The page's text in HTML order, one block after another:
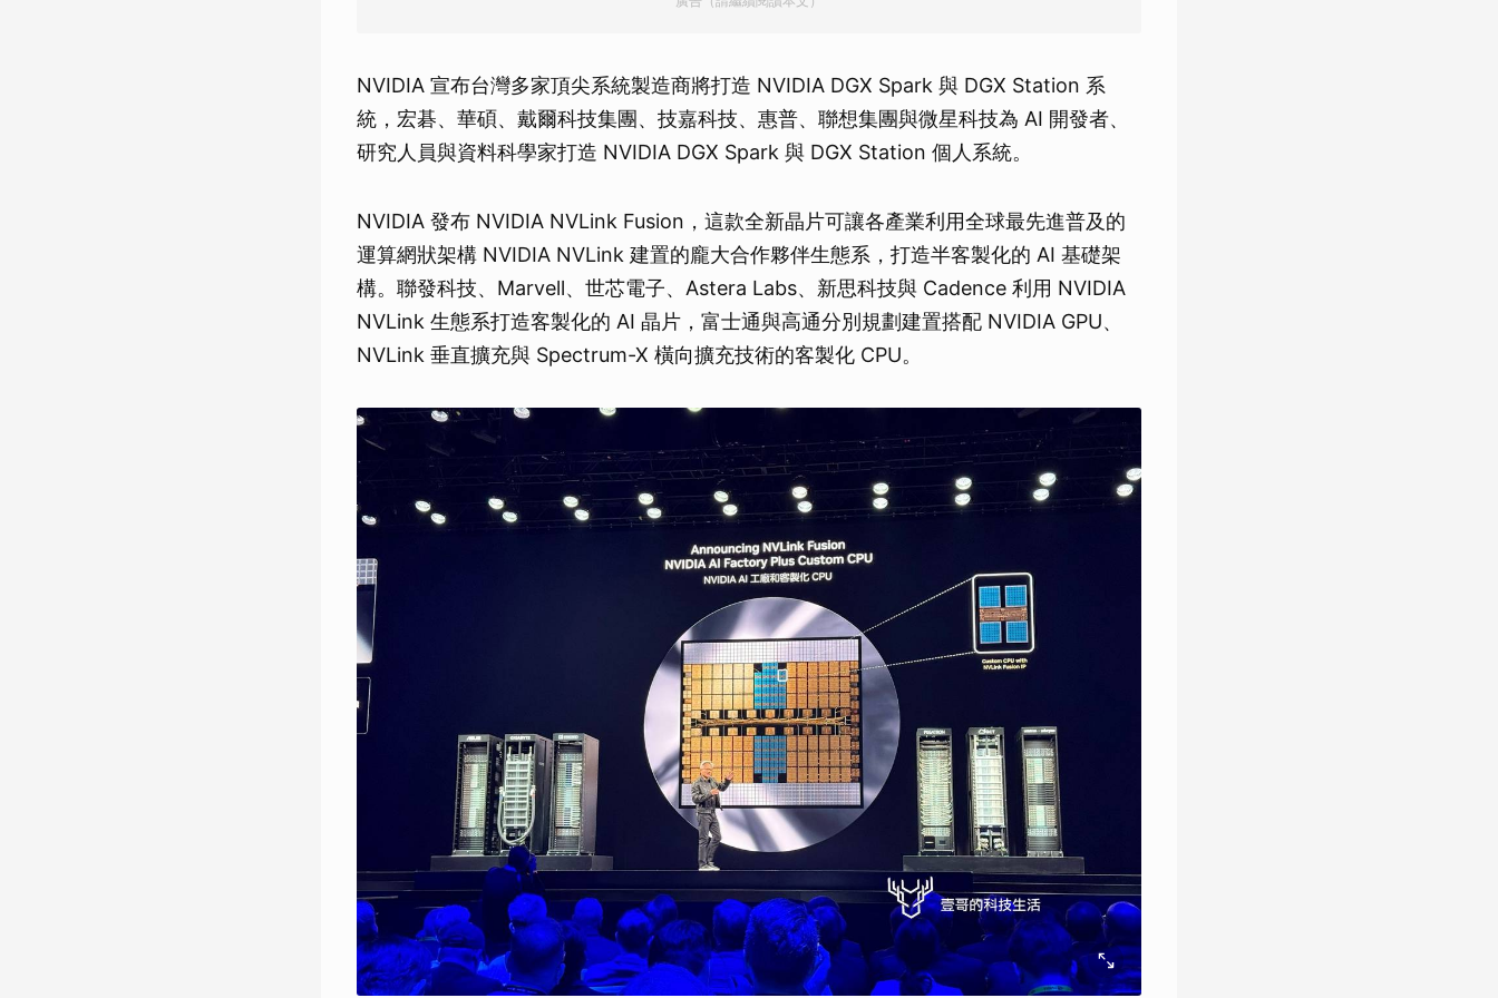
NVIDIA 宣布台灣多家頂尖系統製造商將打造 NVIDIA DGX Spark 與 DGX Station 系
統，宏碁、華碩、戴爾科技集團、技嘉科技、惠普、聯想集團與微星科技為 AI 開發者、
研究人員與資料科學家打造 NVIDIA DGX Spark 與 DGX Station 個人系統。
NVIDIA 發布 NVIDIA NVLink Fusion，這款全新晶片可讓各產業利用全球最先進普及的
運算網狀架構 NVIDIA NVLink 建置的龐大合作夥伴生態系，打造半客製化的 AI 基礎架
構。聯發科技、Marvell、世芯電子、Astera Labs、新思科技與 Cadence 利用 NVIDIA
NVLink 生態系打造客製化的 AI 晶片，富士通與高通分別規劃建置搭配 NVIDIA GPU、
NVLink 垂直擴充與 Spectrum-X 橫向擴充技術的客製化 CPU。